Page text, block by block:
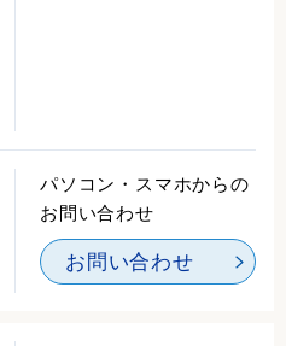
パソコン・スマホからの
お問い合わせ
お問い合わせ